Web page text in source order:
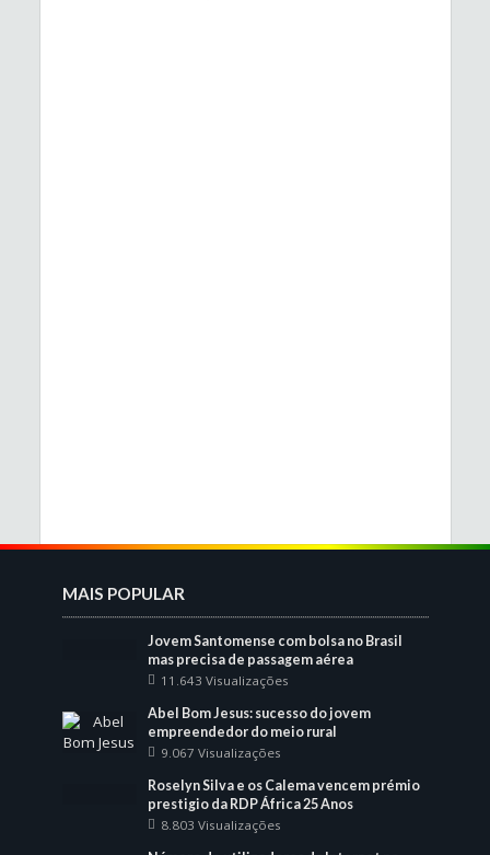
MAIS POPULAR
Jovem Santomense com bolsa no Brasil
mas precisa de passagem aérea
11.643 Visualizações
Abel Bom Jesus: sucesso do jovem
empreendedor do meio rural
9.067 Visualizações
Roselyn Silva e os Calema vencem prémio
prestigio da RDP África 25 Anos
8.803 Visualizações